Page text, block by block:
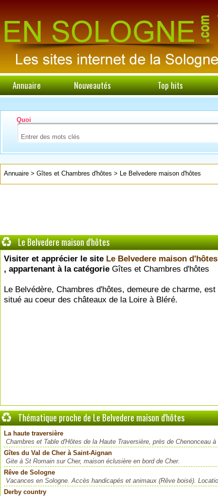
Annuaire Nouveautés Top hits
Quoi
Annuaire > Gîtes et Chambres d'hôtes > Le Belvedere maison d'hôtes
Le Belvedere maison d'hôtes
Visiter et apprécier le site Le Belvedere maison d'hôtes
, appartenant à la catégorie Gîtes et Chambres d'hôtes
Le Belvédère, Chambres d'hôtes, demeure de charme, est
situé au coeur des châteaux de la Loire à Bléré.
Thématique proche de Le Belvedere maison d'hôtes
La haute traversière
Chambres et Table d'Hôtes de la Haute Traversière, près de Chenonceau
Gîtes du Val de Cher à Saint-Aignan
Gite à St Romain sur Cher, maison éclusière en bord de Cher.
Rêve de Sologne
Vacances en Sologne. Accès handicapés et animaux (Rêve boisé).
Derby country